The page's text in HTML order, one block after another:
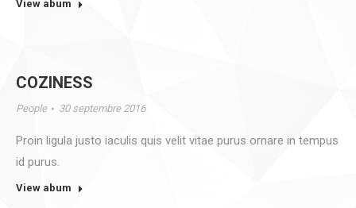
View abum
COZINESS
People 30 septembre 2016
Proin ligula justo iaculis quis velit vitae purus ornare in tempus
id purus.
View abum